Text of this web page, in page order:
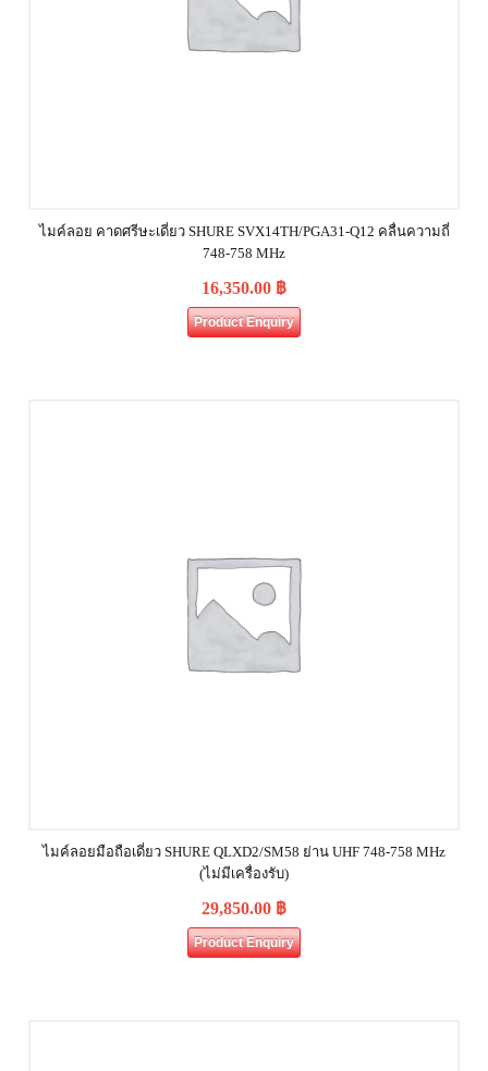
ไมค์ลอย คาดศรีษะเดี่ยว SHURE SVX14TH/PGA31-Q12 คลื่นความถี่
748-758 MHz
16,350.00 ฿
Product Enquiry
ไมค์ลอยมือถือเดี่ยว SHURE QLXD2/SM58 ย่าน UHF 748-758 MHz
(ไม่มีเครื่องรับ)
29,850.00 ฿
Product Enquiry